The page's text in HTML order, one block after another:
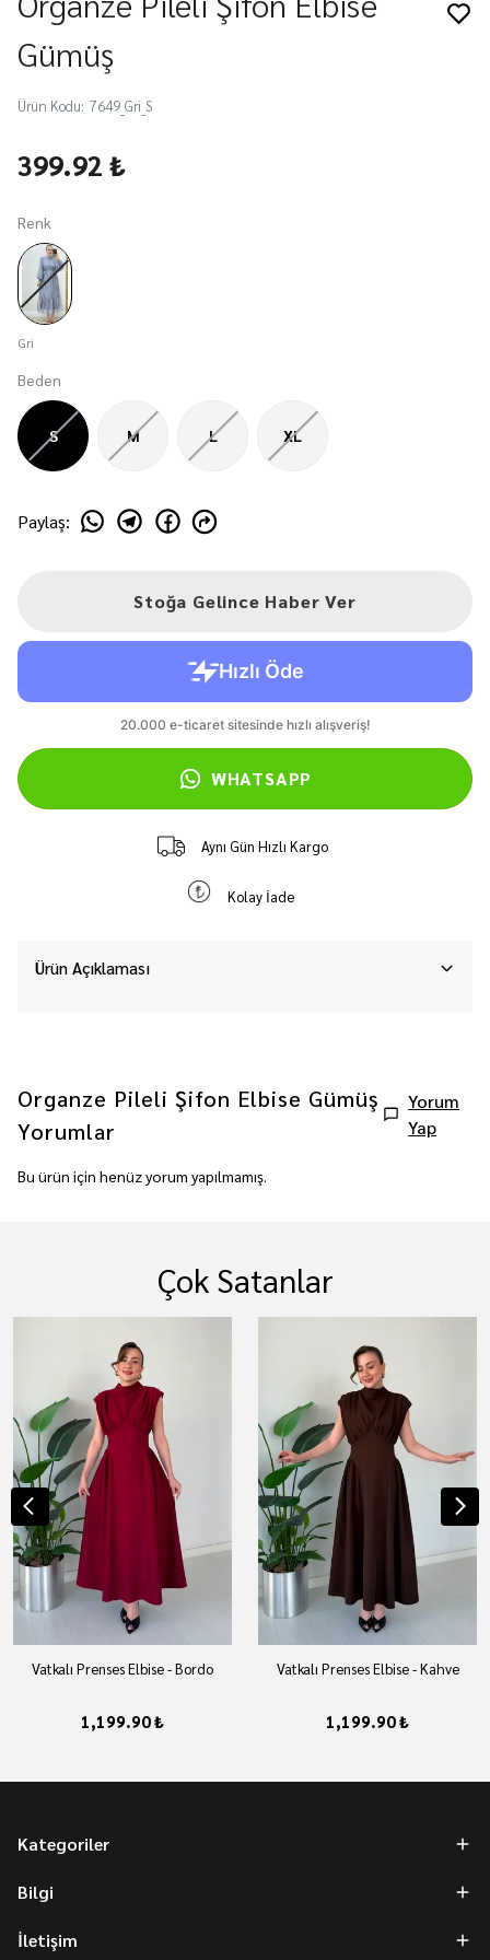
Gümüş
Ürün Kodu: 7649_Gri_S
399.92 ₺
Renk
Gri
Beden
S M L XL
Paylaş:
Stoğa Gelince Haber Ver
WHATSAPP
Aynı Gün Hızlı Kargo
Kolay İade
Ürün Açıklaması
Organze Pileli Şifon Elbise Gümüş
Yorumlar
Yorum
Yap
Bu ürün için henüz yorum yapılmamış.
Çok Satanlar
Vatkalı Prenses Elbise - Bordo
1,199.90 ₺
Vatkalı Prenses Elbise - Kahve
1,199.90 ₺
Kategoriler
Bilgi
İletişim